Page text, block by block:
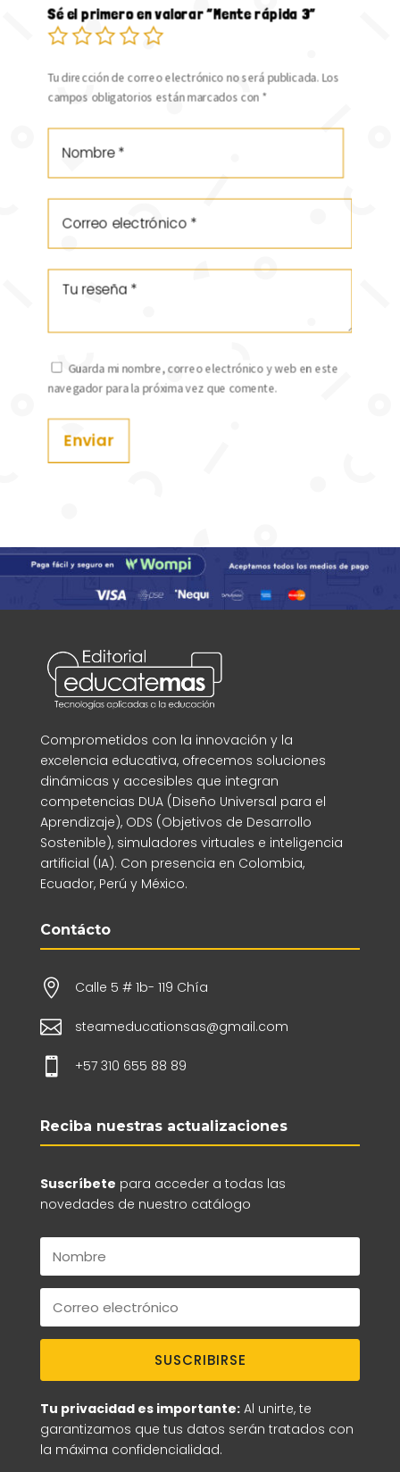
Sé el primero en valorar “Mente rápida 3”
Tu dirección de correo electrónico no será publicada. Los
campos obligatorios están marcados con *
Guarda mi nombre, correo electrónico y web en este
navegador para la próxima vez que comente.
Enviar
Comprometidos con la innovación y la
excelencia educativa, ofrecemos soluciones
dinámicas y accesibles que integran
competencias DUA (Diseño Universal para el
Aprendizaje), ODS (Objetivos de Desarrollo
Sostenible), simuladores virtuales e inteligencia
artificial (IA). Con presencia en Colombia,
Ecuador, Perú y México.
Contácto
 Calle 5 # 1b- 119 Chía
 steameducationsas@gmail.com
 +57 310 655 88 89
Reciba nuestras actualizaciones
Suscríbete para acceder a todas las
novedades de nuestro catálogo
SUSCRIBIRSE
Tu privacidad es importante:Al unirte, te
garantizamos que tus datos serán tratados con
la máxima confidencialidad.